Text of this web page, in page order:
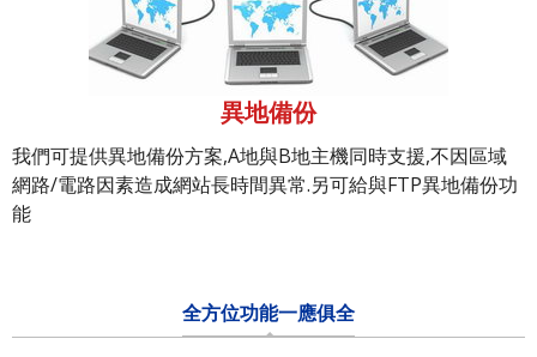
異地備份
我們可提供異地備份方案,A地與B地主機同時支援,不因區域
網路/電路因素造成網站長時間異常.另可給與FTP異地備份功
能
全方位功能一應俱全